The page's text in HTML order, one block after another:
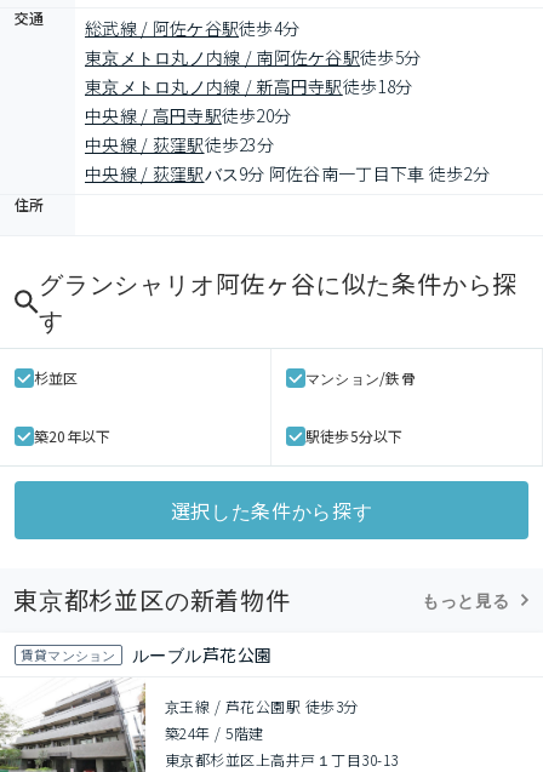
交通 総武線 / 阿佐ケ谷駅徒歩4分
東京メトロ丸ノ内線 / 南阿佐ケ谷駅徒歩5分
東京メトロ丸ノ内線 / 新高円寺駅徒歩18分
中央線 / 高円寺駅徒歩20分
中央線 / 荻窪駅徒歩23分
中央線 / 荻窪駅バス9分 阿佐谷南一丁目下車 徒歩2分
住所
グランシャリオ阿佐ヶ谷に似た条件から探
す
杉並区 マンション/鉄骨
築20年以下 駅徒歩5分以下
選択した条件から探す
東京都杉並区の新着物件 もっと見る
賃貸マンション ルーブル芦花公園
京王線 / 芦花公園駅 徒歩3分
築24年 /5階建
東京都杉並区上高井戸１丁目30-13